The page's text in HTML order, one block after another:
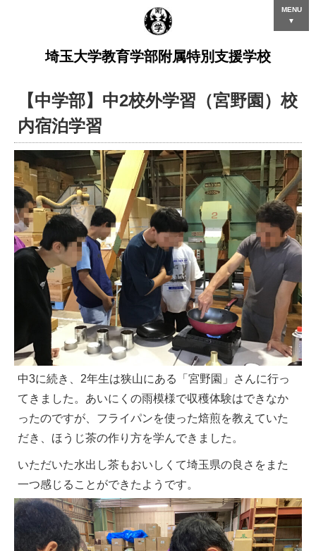
埼玉大学教育学部附属特別支援学校
MENU
▼
【中学部】中2校外学習（宮野園）校
内宿泊学習
中3に続き、2年生は狭山にある「宮野園」さんに行っ
てきました。あいにくの雨模様で収穫体験はできなか
ったのですが、フライパンを使った焙煎を教えていた
だき、ほうじ茶の作り方を学んできました。
いただいた水出し茶もおいしくて埼玉県の良さをまた
一つ感じることができたようです。